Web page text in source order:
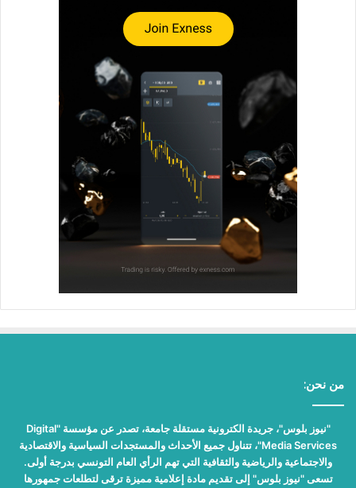
من نحن:
"نيوز بلوس"، جريدة الكترونية مستقلة جامعة، تصدر عن مؤسسة "Digital
Media Services"، تتناول جميع الأحداث والمستجدات السياسية والاقتصادية
والاجتماعية والرياضية والثقافية التي تهم الرأي العام التونسي بدرجة أولى.
تسعى "نيوز بلوس" إلى تقديم مادة إعلامية مميزة ترقى لتطلعات جمهورها